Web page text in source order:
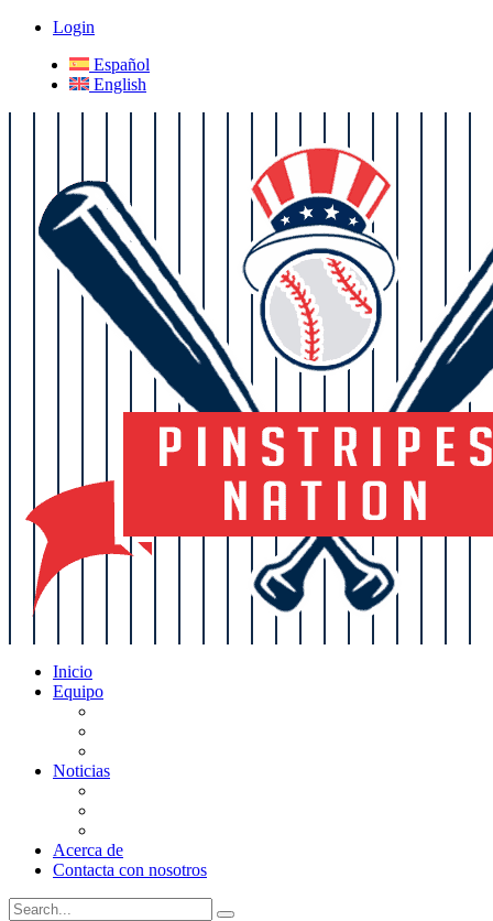
Login
Español
English
Inicio
Equipo
Noticias
Acerca de
Contacta con nosotros